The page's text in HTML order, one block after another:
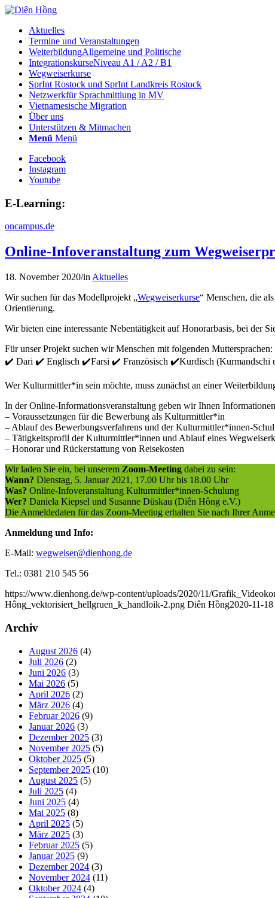
Aktuelles
Termine und Veranstaltungen
WeiterbildungAllgemeine und Politische
IntegrationskurseNiveau A1 / A2 / B1
Wegweiserkurse
SprInt Rostock und SprInt Landkreis Rostock
Netzwerkfür Sprachmittlung in MV
Vietnamesische Migration
Über uns
Unterstützen & Mitmachen
Menü Menü
Facebook
Instagram
Youtube
E-Learning:
oncampus.de
Online-Infoveranstaltung zum
18. November 2020/in Aktuelles
Wir suchen für das Modellprojekt „Wegweiserkurse“ Menschen, die als
Orientierung.
Wir bieten eine interessante Nebentätigkeit auf Honorarbasis, bei der
Für unser Projekt suchen wir Menschen mit folgenden Muttersprachen:
✔️ Dari ✔️ Englisch ✔️Farsi ✔️ Französisch ✔️Kurdisch
Wer Kulturmittler*in sein möchte, muss zunächst an einer
In der Online-Informationsveranstaltung geben wir Ihnen
– Voraussetzungen für die Bewerbung als Kulturmittler*in
– Ablauf des Bewerbungsverfahrens und der Kulturmittler*innen-
– Tätigkeitsprofil der Kulturmittler*innen und Ablauf eines
– Honorar und Rückerstattung von Reisekosten
Wir laden Sie ein, bei unserem Zoom-Meeting dabei zu sein:
Wann? Dienstag, 5. Januar 2021, 17.00 Uhr bis 18.00 Uhr
Was? Online-Infoveranstaltung Kulturmittler*innen-Schulung
Wer? Daniela Kiepsel und Susanne Düskau (Diên Hông e.V.)
Die Anmeldedaten für das Zoom-Meeting erhalten Sie nach Ihrer
Anmeldung und Info:
E-Mail: wegweiser@dienhong.de
Tel.: 0381 210 545 56
https://www.dienhong.de/wp-content/uploads/2020/11/
Hông_vektorisiert_hellgruen_k_handloik-2.png Diên Hồng2020-11-
Archiv
August 2026 (4)
Juli 2026 (2)
Juni 2026 (3)
Mai 2026 (5)
April 2026 (2)
März 2026 (4)
Februar 2026 (9)
Januar 2026 (3)
Dezember 2025 (3)
November 2025 (5)
Oktober 2025 (5)
September 2025 (10)
August 2025 (5)
Juli 2025 (4)
Juni 2025 (4)
Mai 2025 (8)
April 2025 (5)
März 2025 (3)
Februar 2025 (5)
Januar 2025 (9)
Dezember 2024 (3)
November 2024 (11)
Oktober 2024 (4)